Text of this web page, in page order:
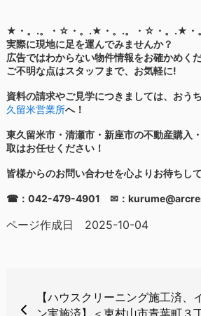
★・。.。・☆・。.★・。.。・☆・。.★・
実際に現地に足を運んでみませんか？
広告ではわからない物件情報をお確かめくだ
ご不明な点はスタッフまで、お気軽に!
資料の請求やご見学につきましては、おう
久留米営業所へ！
東久留米市・清瀬市・新座市の不動産購入
取はお任せください！
皆様からのお問い合わせを心よりお待ちし
☎：042-479-4901 ✉：
ページ作成日 2025-10-04
【ハウスクリーニング施工済、
ン実施済】＜東村山市青葉町